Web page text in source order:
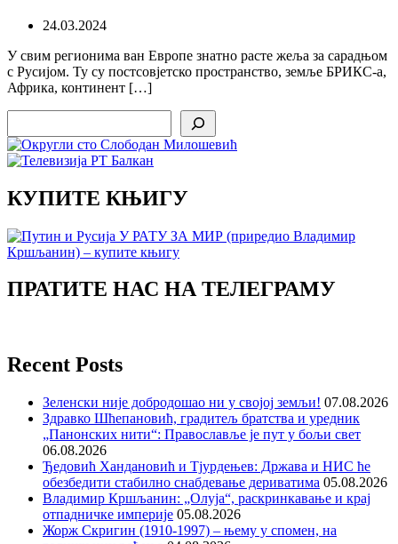
24.03.2024
У свим регионима ван Европе знатно расте жеља за сарадњом
с Русијом. Ту су постсовјетско пространство, земље БРИКС-а,
Африка, континент […]
КУПИТЕ КЊИГУ
ПРАТИТЕ НАС НА ТЕЛЕГРАМУ
Recent Posts
Зеленски није добродошао ни у својој земљи! 07.08.2026
Здравко Шћепановић, градитељ братства и уредник
„Панонских нити“: Православље је пут у бољи свет
06.08.2026
Ђедовић Хандановић и Тјурдењев: Држава и НИС ће
обезбедити стабилно снабдевање дериватима 05.08.2026
Владимир Кршљанин: „Олуја“, раскринкавање и крај
отпадничке империје 05.08.2026
Жорж Скригин (1910-1997) – њему у спомен, на